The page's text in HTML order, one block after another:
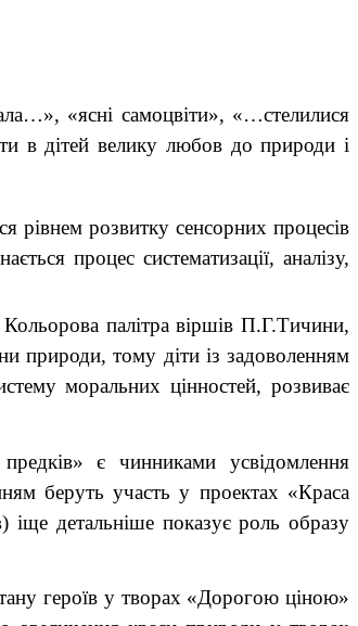
«ясні самоцвіти», «…стелилися
в дітей велику любов до природи і
рівнем розвитку сенсорних процесів
процес систематизації, аналізу,
палітра віршів П.Г.Тичини,
природи, тому діти із задоволенням
моральних цінностей, розвиває
є чинниками усвідомлення
беруть участь у проектах «Краса
детальніше показує роль образу
героїв у творах «Дорогою ціною»